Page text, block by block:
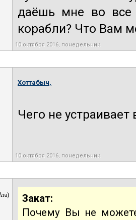
даёшь мне во
корабли? Что Вам
10 октября 2016, понедельник
Хоттабыч,
Чего не
10 октября 2016, понедельник
Закат:
Почему Вы не